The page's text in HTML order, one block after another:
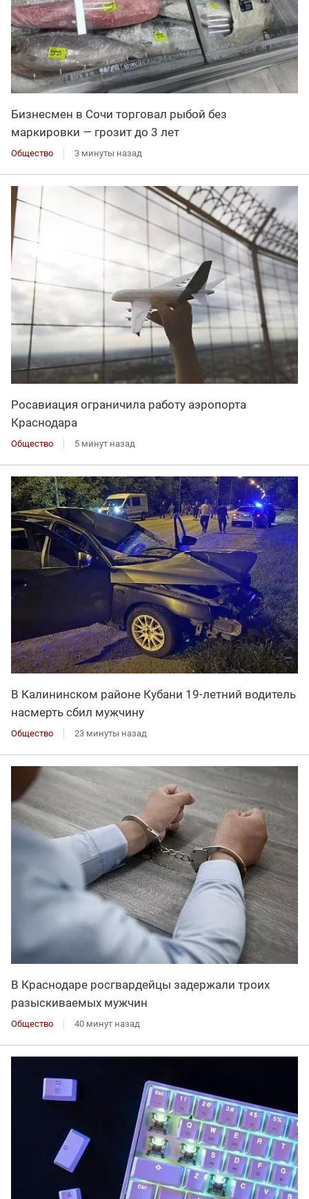
Бизнесмен в Сочи торговал рыбой без
маркировки — грозит до 3 лет
Общество 3 минуты назад
Росавиация ограничила работу аэропорта
Краснодара
Общество 5 минут назад
В Калининском районе Кубани 19-летний водитель
насмерть сбил мужчину
Общество 23 минуты назад
В Краснодаре росгвардейцы задержали троих
разыскиваемых мужчин
Общество 40 минут назад